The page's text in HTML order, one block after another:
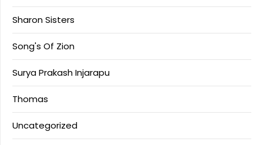
Sharon Sisters
Song's Of Zion
Surya Prakash Injarapu
Thomas
Uncategorized